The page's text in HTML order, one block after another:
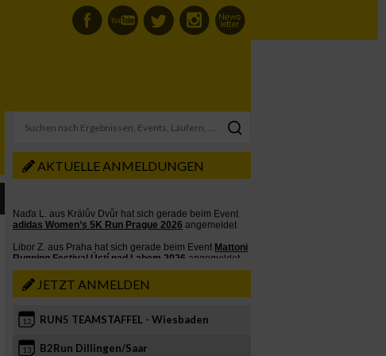
AKTUELLE ANMELDUNGEN
JETZT ANMELDEN
12 RUN5 TEAMSTAFFEL - Wiesbaden
13 B2Run Dillingen/Saar